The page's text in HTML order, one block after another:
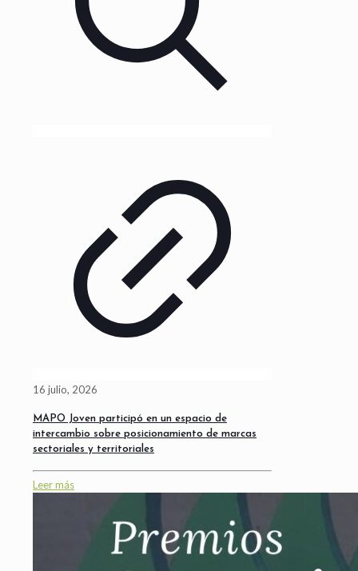
16 julio, 2026
MAPO Joven participó en un espacio de
intercambio sobre posicionamiento de marcas
sectoriales y territoriales
Leer más